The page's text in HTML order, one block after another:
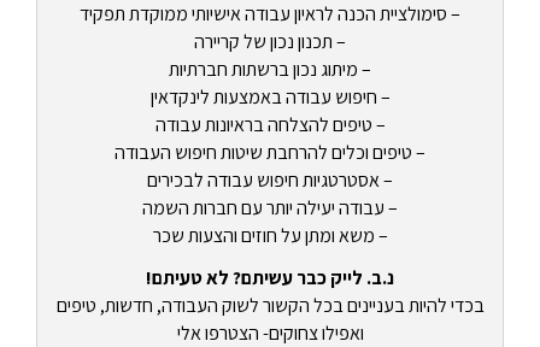
– סימולציית הכנה לראיון עבודה אישיותי ממוקדת תפקיד
– תכנון נכון של קריירה
– מיתוג נכון ברשתות חברתיות
– חיפוש עבודה באמצעות לינקדאין
– טיפים להצלחה בראיונות עבודה
– טיפים וכלים להרחבת שיטות חיפוש העבודה
– אסטרטגיות חיפוש עבודה לבכירים
– עבודה יעילה יותר עם חברות השמה
– משא ומתן על חוזים והצעות שכר
נ.ב. לייק כבר עשיתם? לא טעיתם!
בכדי להיות בעניינים בכל הקשור לשוק העבודה, חדשות, טיפים
ואפילו צחוקים- הצטרפו אלי